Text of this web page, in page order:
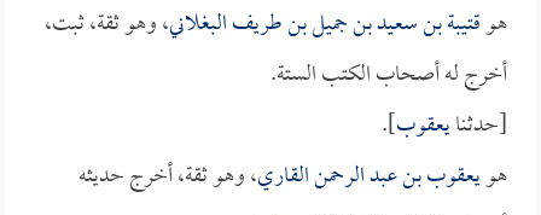
هوقتيبة بن سعيد بن جميل بن طريف البغلاني، وهو ثقة، ثبت،
أخرج له أصحاب الكتب الستة.
[حدثنايعقوب].
هويعقوب بن عبد الرحمن القاري، وهو ثقة، أخرج حديثه